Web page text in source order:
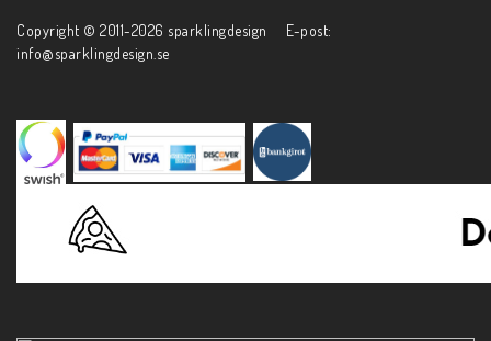
Copyright © 2011-2026 sparklingdesign E-post:
info@sparklingdesign.se